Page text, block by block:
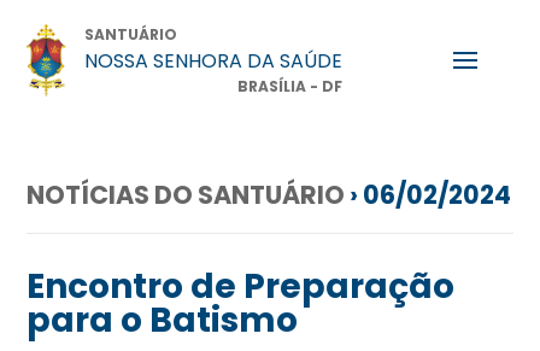
SANTUÁRIO
NOSSA SENHORA DA SAÚDE
BRASÍLIA - DF
NOTÍCIAS DO SANTUÁRIO › 06/02/2024
Encontro de Preparação
para o Batismo